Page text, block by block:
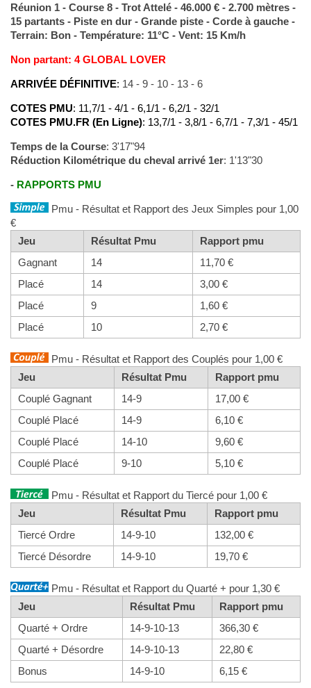
Réunion 1 - Course 8 - Trot Attelé - 46.000 € - 2.700 mètres -
15 partants - Piste en dur - Grande piste - Corde à gauche -
Terrain: Bon - Température: 11°C - Vent: 15 Km/h
Non partant: 4 GLOBAL LOVER
ARRIVÉE DÉFINITIVE: 14 - 9 - 10 - 13 - 6
COTES PMU: 11,7/1 - 4/1 - 6,1/1 - 6,2/1 - 32/1
COTES PMU.FR (En Ligne): 13,7/1 - 3,8/1 - 6,7/1 - 7,3/1 - 45/1
Temps de la Course: 3'17"94
Réduction Kilométrique du cheval arrivé 1er: 1'13"30
- RAPPORTS PMU
Pmu - Résultat et Rapport des Jeux Simples pour 1,00
€
Jeu
Résultat Pmu
Rapport pmu
Gagnant
14
11,70 €
Placé
14
3,00 €
Placé
9
1,60 €
Placé
10 2,70 €
Pmu - Résultat et Rapport des Couplés pour 1,00 €
Jeu
Résultat Pmu
Rapport pmu
Couplé Gagnant
14-9
17,00 €
Couplé Placé
14-9
6,10 €
Couplé Placé
14-10
9,60 €
Couplé Placé
9-10 5,10 €
Pmu - Résultat et Rapport du Tiercé pour 1,00 €
Jeu
Résultat Pmu
Rapport pmu
Tiercé Ordre
14-9-10
132,00 €
Tiercé Désordre
14-9-10 19,70 €
Pmu - Résultat et Rapport du Quarté + pour 1,30 €
Jeu
Résultat Pmu
Rapport pmu
Quarté + Ordre
14-9-10-13
366,30 €
Quarté + Désordre
14-9-10-13
22,80 €
Bonus
14-9-10 6,15 €